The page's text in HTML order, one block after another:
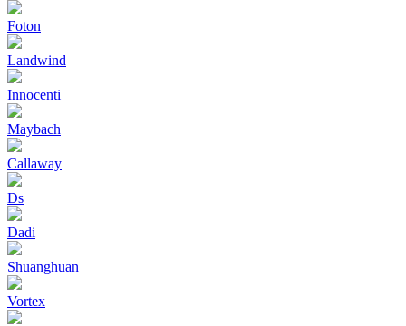
Foton
Landwind
Innocenti
Maybach
Callaway
Ds
Dadi
Shuanghuan
Vortex